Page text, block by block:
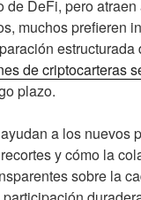
DeFi, pero
muchos prefieren
de criptocarteras
plazo.
a los nuevos
y cómo la
sobre la